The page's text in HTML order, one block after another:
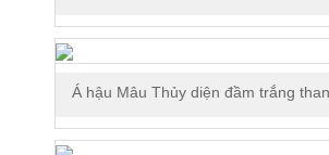
Á hậu Mâu Thủy diện đầm trắng